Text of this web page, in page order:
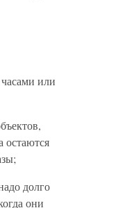
или
остаются
долго
они